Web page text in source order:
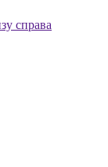
справа